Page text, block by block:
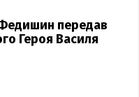
передав
Героя Василя